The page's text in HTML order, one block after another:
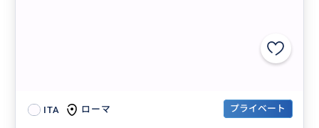
ITA ローマ プライベート